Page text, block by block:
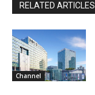
RELATED ARTICLES
Channel